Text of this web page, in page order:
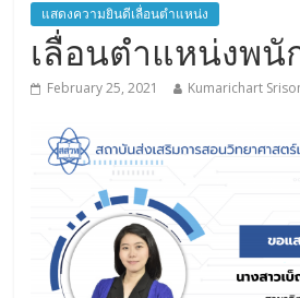
แสดงความยินดีเลื่อนตำแหน่ง
เลื่อนตำแหน่งพนั
February 25, 2021 Kumarichart